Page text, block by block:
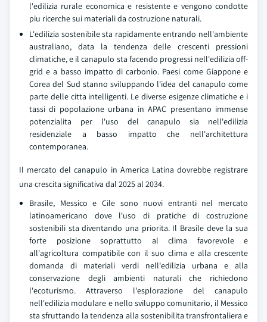
l'edilizia rurale economica e resistente e vengono condotte
piu ricerche sui materiali da costruzione naturali.
L'edilizia sostenibile sta rapidamente entrando nell'ambiente
australiano, data la tendenza delle crescenti pressioni
climatiche, e il canapulo sta facendo progressi nell'edilizia off-
grid e a basso impatto di carbonio. Paesi come Giappone e
Corea del Sud stanno sviluppando l'idea del canapulo come
parte delle citta intelligenti. Le diverse esigenze climatiche e i
tassi di popolazione urbana in APAC presentano immense
potenzialita per l'uso del canapulo sia nell'edilizia
residenziale a basso impatto che nell'architettura
contemporanea.
Il mercato del canapulo in America Latina dovrebbe registrare
una crescita significativa dal 2025 al 2034.
Brasile, Messico e Cile sono nuovi entranti nel mercato
latinoamericano dove l'uso di pratiche di costruzione
sostenibili sta diventando una priorita. Il Brasile deve la sua
forte posizione soprattutto al clima favorevole e
all'agricoltura compatibile con il suo clima e alla crescente
domanda di materiali verdi nell'edilizia urbana e alla
conservazione degli ambienti naturali che richiedono
l'ecoturismo. Attraverso l'esplorazione del canapulo
nell'edilizia modulare e nello sviluppo comunitario, il Messico
sta sfruttando la tendenza alla sostenibilita transfrontaliera e